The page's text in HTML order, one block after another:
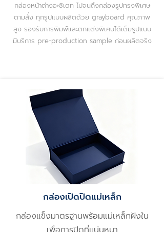
กล่องหน้าต่างอะซิเตท ไปจนถึงกล่องรูปทรงพิเศษ
ตามสั่ง ทุกรูปแบบผลิตด้วย grayboard คุณภาพ
สูง รองรับการพิมพ์และตกแต่งพิเศษได้เต็มรูปแบบ
มีบริการ pre-production sample ก่อนผลิตจริง
กล่องเปิดปิดแม่เหล็ก
กล่องแข็งมาตรฐานพร้อมแม่เหล็กฝังใน